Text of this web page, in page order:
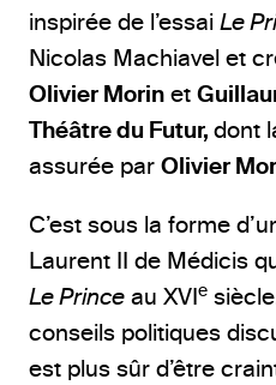
inspirée de l’essai Le
Nicolas Machiavel et
Olivier Morin et
Théâtre du Futur, dont
assurée par Olivier
C’est sous la forme
Laurent II de Médicis
Le Prince au XVIe
conseils politiques
est plus sûr d’être